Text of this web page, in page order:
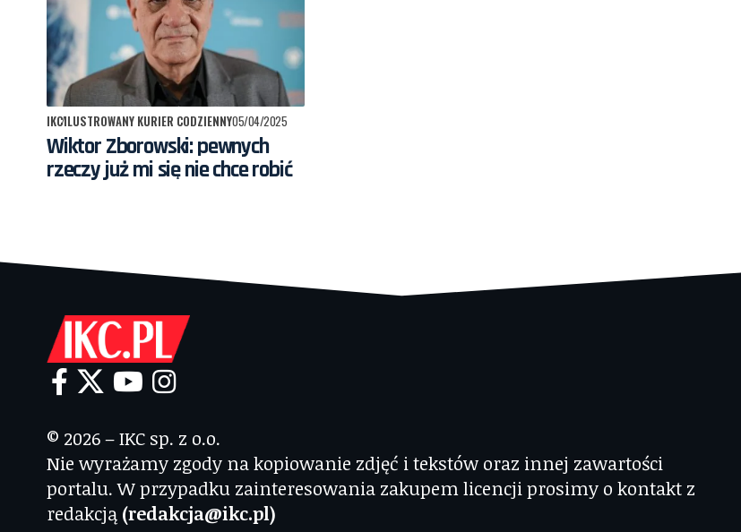
IKCILUSTROWANY KURIER CODZIENNY05/04/2025
Wiktor Zborowski: pewnych
rzeczy już mi się nie chce robić
© 2026 – IKC sp. z o.o.
Nie wyrażamy zgody na kopiowanie zdjęć i tekstów oraz innej zawartości
portalu. W przypadku zainteresowania zakupem licencji prosimy o kontakt z
redakcją (redakcja@ikc.pl)